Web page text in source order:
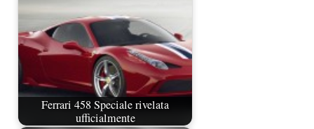
Ferrari 458 Speciale rivelata
ufficialmente